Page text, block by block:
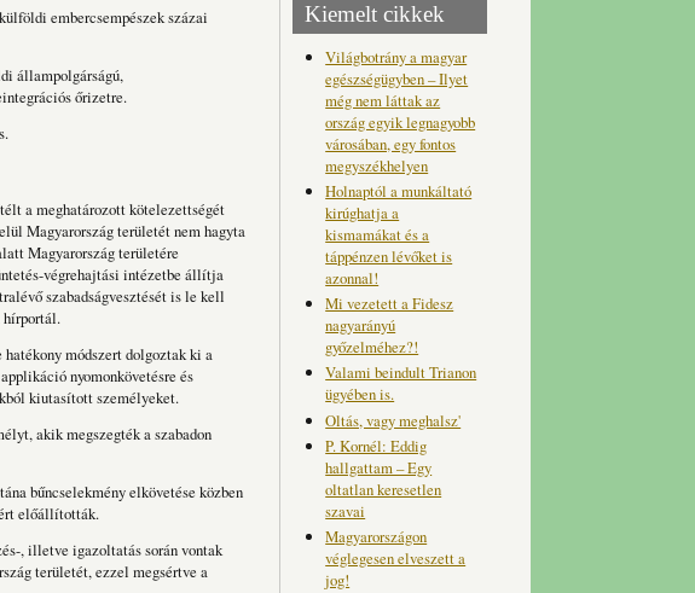
embercsempészek százai
állampolgárságú,
őrizetre.
a meghatározott kötelezettségét
Magyarország területét nem hagyta
Magyarország területére
végrehajtási intézetbe állítja
szabadságvesztését is le kell
hírportál.
módszert dolgoztak ki a
nyomonkövetésre és
kiutasított személyeket.
akik megszegték a szabadon
bűncselekmény elkövetése közben
előállították.
, illetve igazoltatás során vontak
területét, ezzel megsértve a
Kiemelt cikkek
Világbotrány a magyar
egészségügyben – Ilyet
még nem láttak az
ország egyik legnagyobb
városában, egy fontos
megyszékhelyen
Holnaptól a munkáltató
kirúghatja a
kismamákat és a
táppénzen lévőket is
azonnal!
Mi vezetett a Fidesz
nagyarányú
győzelméhez?!
Valami beindult Trianon
ügyében is.
Oltás, vagy meghalsz'
P. Kornél: Eddig
hallgattam – Egy
oltatlan keresetlen
szavai
Magyarországon
véglegesen elveszett a
jog!